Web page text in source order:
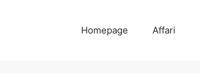
Homepage Affari